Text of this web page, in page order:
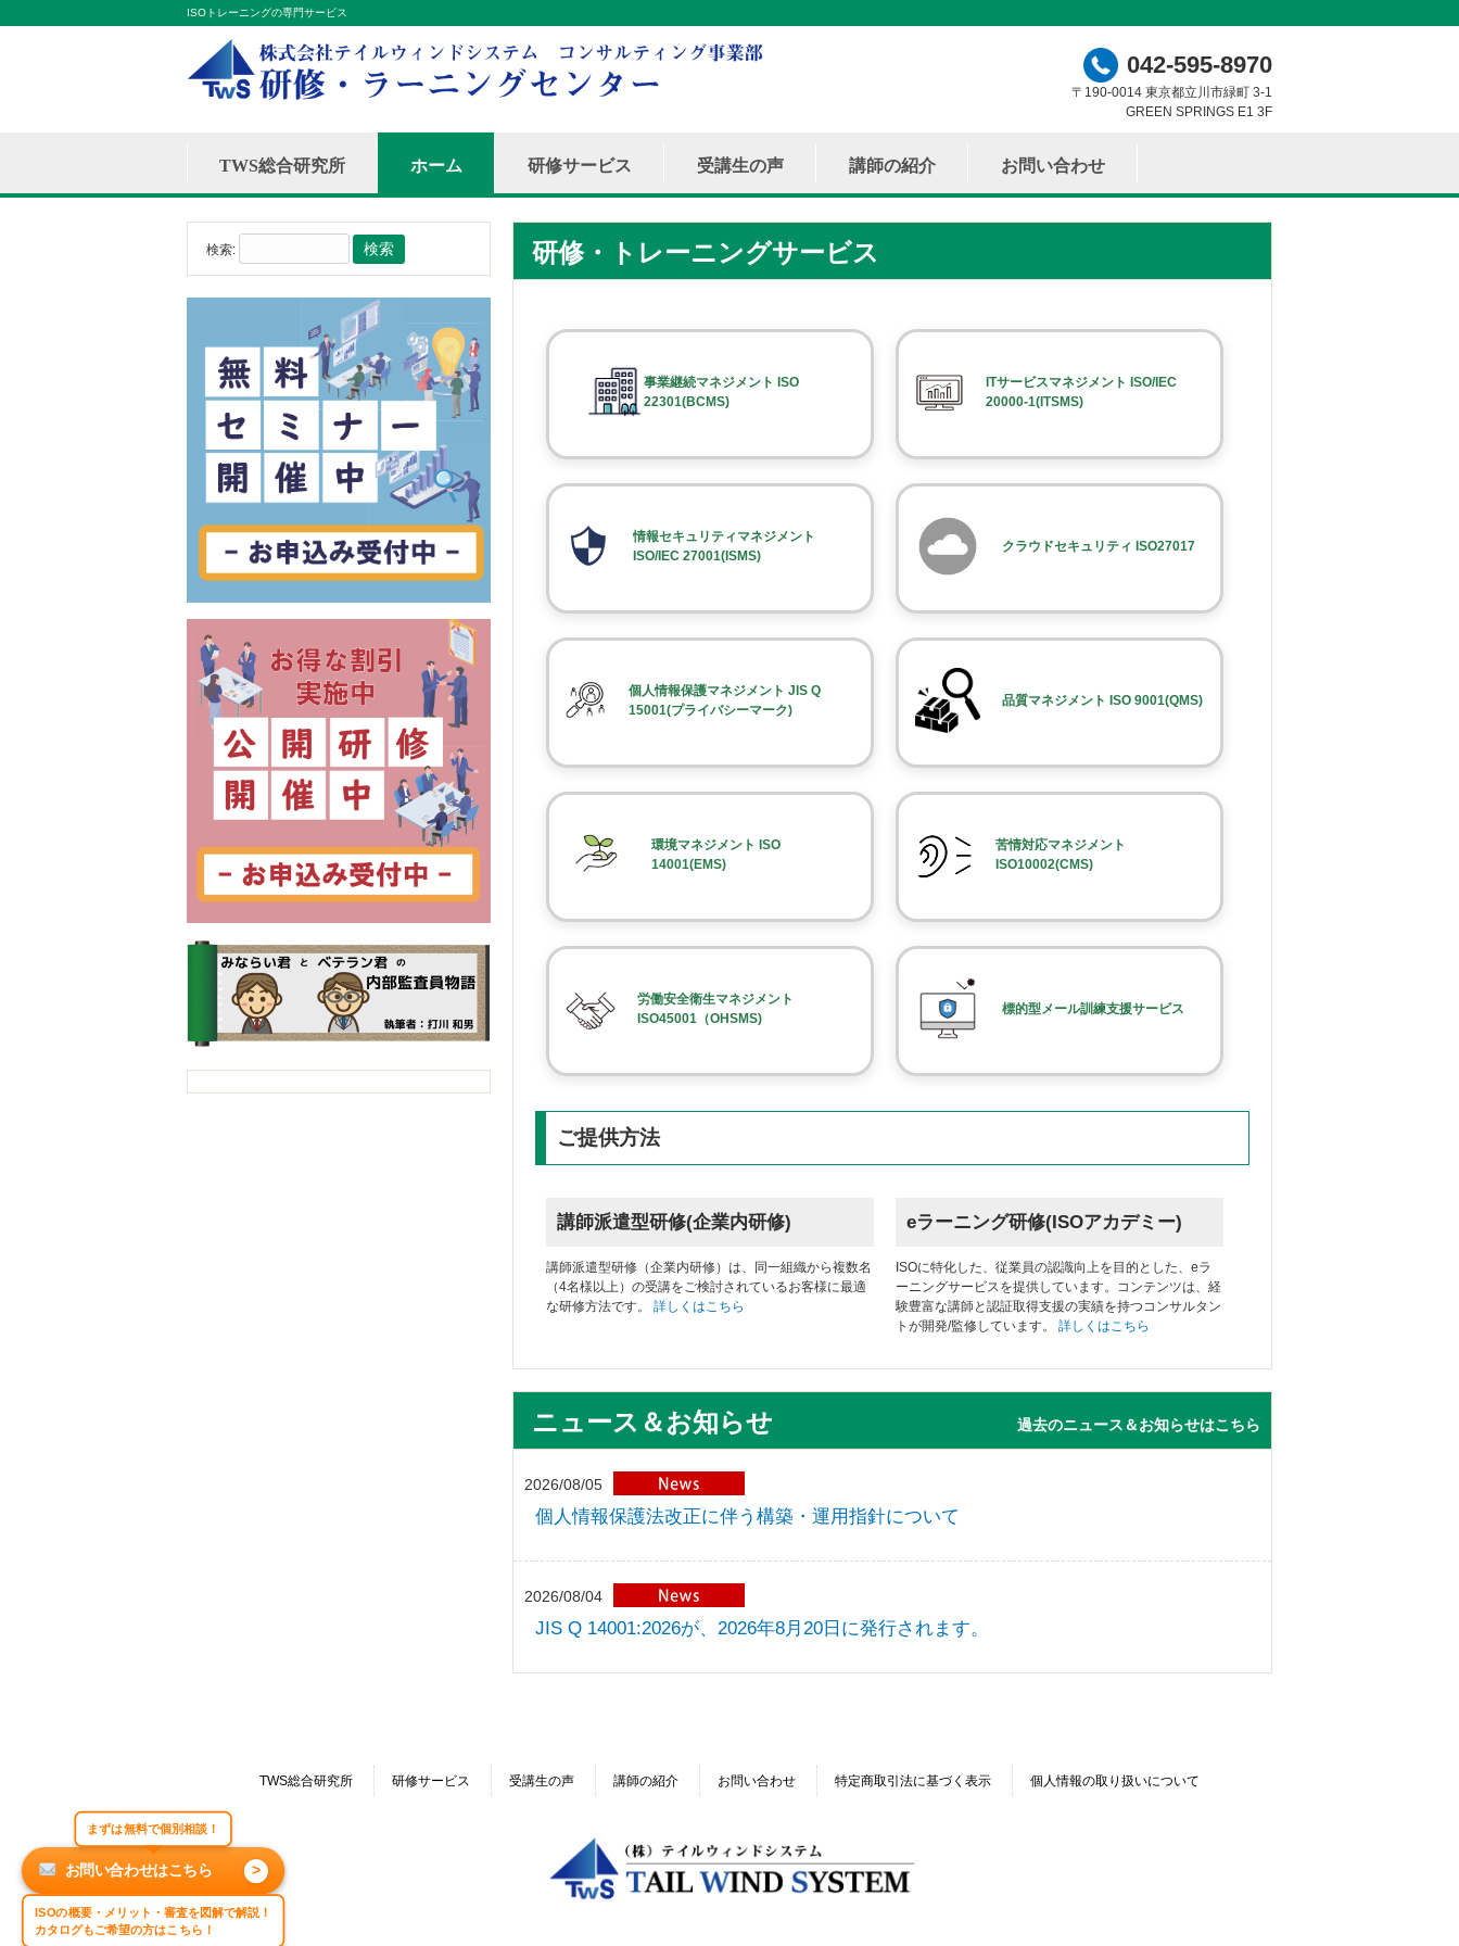
ISOトレーニングの専門サービス
042-595-8970
〒190-0014 東京都立川市緑町 3-1
GREEN SPRINGS E1 3F
TWS総合研究所 ホーム 研修サービス 受講生の声 講師の紹介 お問い合わせ
研修・トレーニングサービス
事業継続マネジメント ISO
22301(BCMS)
ITサービスマネジメント ISO/IEC
20000-1(ITSMS)
情報セキュリティマネジメント
ISO/IEC 27001(ISMS)
クラウドセキュリティ ISO27017
個人情報保護マネジメント JIS Q
15001(プライバシーマーク)
品質マネジメント ISO 9001(QMS)
環境マネジメント ISO
14001(EMS)
苦情対応マネジメント
ISO10002(CMS)
労働安全衛生マネジメント
ISO45001（OHSMS)
標的型メール訓練支援サービス
ご提供方法
講師派遣型研修(企業内研修)
講師派遣型研修（企業内研修）は、同一組織から複数名
（4名様以上）の受講をご検討されているお客様に最適
な研修方法です。 詳しくはこちら
eラーニング研修(ISOアカデミー)
ISOに特化した、従業員の認識向上を目的とした、eラ
ーニングサービスを提供しています。コンテンツは、経
験豊富な講師と認証取得支援の実績を持つコンサルタン
トが開発/監修しています。 詳しくはこちら
ニュース＆お知らせ 過去のニュース＆お知らせはこちら
2026/08/05
個人情報保護法改正に伴う構築・運用指針について
2026/08/04
JIS Q 14001:2026が、2026年8月20日に発行されます。
検索:
まずは無料で個別相談！
お問い合わせはこちら >
ISOの概要・メリット・審査を図解で解説！
カタログもご希望の方はこちら！
TWS総合研究所 研修サービス 受講生の声 講師の紹介 お問い合わせ 特定商取引法に基づく表示 個人情報の取り扱いについて